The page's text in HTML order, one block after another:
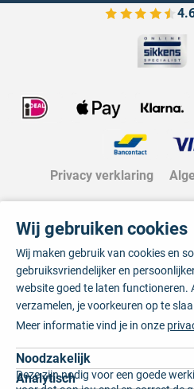
Bekijk de
Privacy verklaring
Wij gebruiken cookies
Wij maken gebruik van cookies en
gebruiksvriendelijker en
website goed te laten functioneren.
verzamelen, je voorkeuren op te
Meer informatie vind je in onze
Noodzakelijk
Deze zijn nodig voor een goede
Analytisch